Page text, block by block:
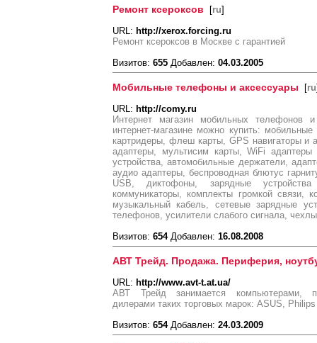
Ремонт ксероксов [ru]
URL: http://xerox.forcing.ru
Ремонт ксероксов в Москве с гарантией
Визитов: 655 Добавлен: 04.03.2005
Мобильные телефоны и аксессуары [ru
URL: http://comy.ru
Интернет магазин мобильных
интернет-магазине можно купить:
картридеры, флеш карты, GPS навигаторы и
адаптеры, мультисим карты, WiFi
устройства, автомобильные держатели,
аудио адаптеры, беспроводная блютус
USB, диктофоны, зарядные
коммуникаторы, комплекты громкой связи,
музыкальный кабель, сетевые зарядные
телефонов, усилители слабого сигнала,
Визитов: 654Добавлен: 16.08.2008
АВТ Трейд. Продажа. Периферия,
URL: http://www.avt-t.at.ua/
АВТ Трейд занимается компьютерами,
дилерами таких торговых марок: ASUS,
Визитов: 654Добавлен: 24.03.2009